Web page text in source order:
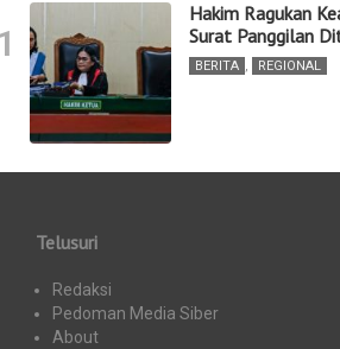
Hakim Ragukan
Surat Panggilan
BERITA , REGIONAL
Telusuri
Redaksi
Pedoman Media Siber
About